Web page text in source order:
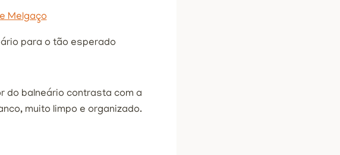
para o tão esperado
do balneário contrasta com a
muito limpo e organizado.